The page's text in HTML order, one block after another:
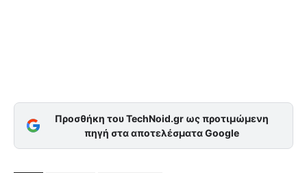
Προσθήκη του TechNoid.gr ως προτιμώμενη
πηγή στα αποτελέσματα Google